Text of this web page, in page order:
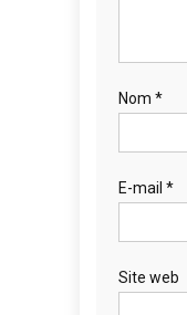
Nom *
E-mail *
Site web